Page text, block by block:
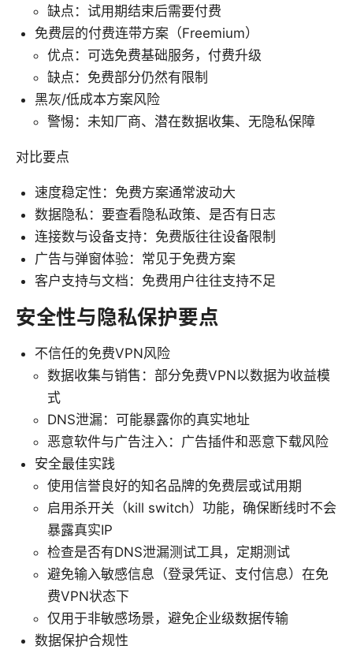
缺点：试用期结束后需要付费
免费层的付费连带方案（Freemium）
优点：可选免费基础服务，付费升级
缺点：免费部分仍然有限制
黑灰/低成本方案风险
警惕：未知厂商、潜在数据收集、无隐私保障
对比要点
速度稳定性：免费方案通常波动大
数据隐私：要查看隐私政策、是否有日志
连接数与设备支持：免费版往往设备限制
广告与弹窗体验：常见于免费方案
客户支持与文档：免费用户往往支持不足
安全性与隐私保护要点
不信任的免费VPN风险
数据收集与销售：部分免费VPN以数据为收益模
式
DNS泄漏：可能暴露你的真实地址
恶意软件与广告注入：广告插件和恶意下载风险
安全最佳实践
使用信誉良好的知名品牌的免费层或试用期
启用杀开关（kill switch）功能，确保断线时不会
暴露真实IP
检查是否有DNS泄漏测试工具，定期测试
避免输入敏感信息（登录凭证、支付信息）在免
费VPN状态下
仅用于非敏感场景，避免企业级数据传输
数据保护合规性